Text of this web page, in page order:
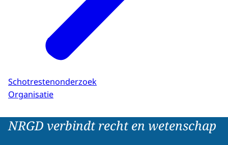
Schotrestenonderzoek
Organisatie
NRGD verbindt recht en wetenschap